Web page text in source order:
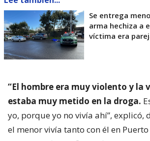
Se entrega
arma hechiza a
víctima era
“El hombre era muy violento y la
estaba muy metido en la droga.
yo, porque yo no vivía ahí”, explicó,
el menor vivía tanto con él en